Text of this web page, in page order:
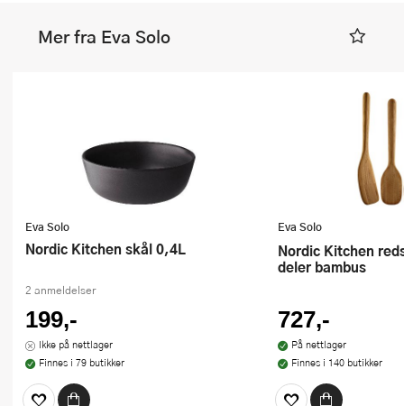
Mer fra Eva Solo
Eva Solo
Nordic Kitchen skål 0,4L
2 anmeldelser
199,-
Ikke på nettlager
Finnes i 79 butikker
Eva Solo
Nordic Kitchen redskapssett 3
deler bambus
727,-
På nettlager
Finnes i 140 butikker